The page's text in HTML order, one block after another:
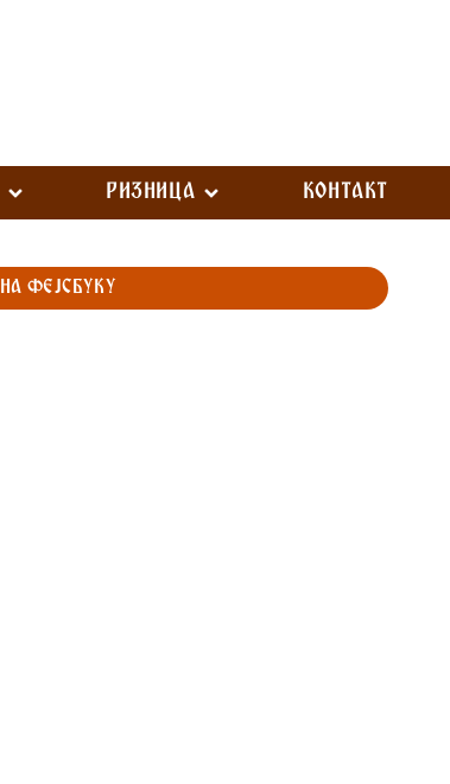
РИЗНИЦА КОНТАКТ
НА ФЕЈСБУКУ